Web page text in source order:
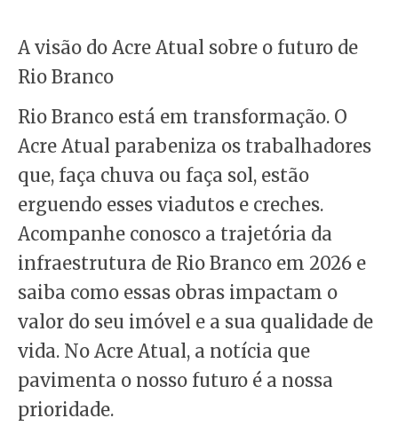
A visão do Acre Atual sobre o futuro de
Rio Branco
Rio Branco está em transformação. O
Acre Atual parabeniza os trabalhadores
que, faça chuva ou faça sol, estão
erguendo esses viadutos e creches.
Acompanhe conosco a trajetória da
infraestrutura de Rio Branco em 2026 e
saiba como essas obras impactam o
valor do seu imóvel e a sua qualidade de
vida. No Acre Atual, a notícia que
pavimenta o nosso futuro é a nossa
prioridade.